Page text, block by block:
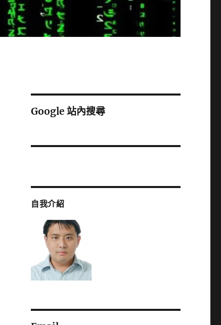
Google 站內搜尋
自我介紹